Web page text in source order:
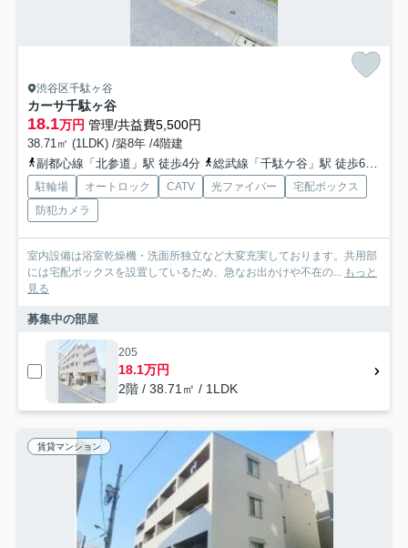
渋谷区千駄ヶ谷
カーサ千駄ヶ谷
18.1万円 管理/共益費5,500円
38.71㎡ (1LDK) /築8年 /4階建
副都心線「北参道」駅 徒歩4分
総武線「千駄ケ谷」駅 徒歩6分
駐輪場 オートロック CATV 光ファイバー
宅配ボックス
防犯カメラ
室内設備は浴室乾燥機・洗面所独立など大変充実しております。共用部
には宅配ボックスを設置しているため、急なお出かけや不在の... もっと
見る
募集中の部屋
205
18.1万円
2階 / 38.71㎡ / 1LDK
賃貸マンション